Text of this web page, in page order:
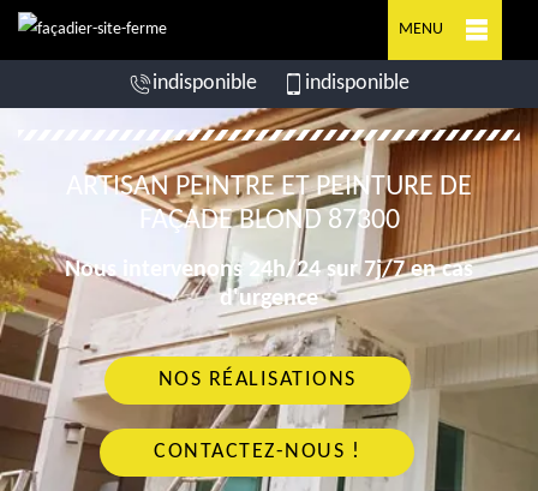
MENU
indisponible indisponible
ARTISAN PEINTRE ET PEINTURE DE
FAÇADE BLOND 87300
Nous intervenons 24h/24 sur 7j/7 en cas
d'urgence
NOS RÉALISATIONS
CONTACTEZ-NOUS !